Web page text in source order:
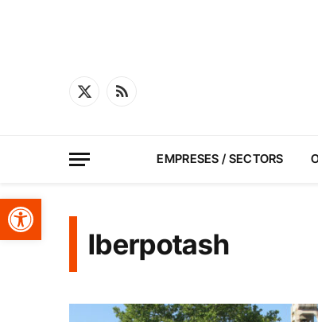
Obre la barra d'eines
X
RSS
EMPRESES / SECTORS
Iberpotash